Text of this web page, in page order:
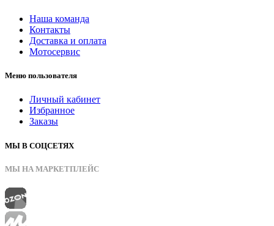
Наша команда
Контакты
Доставка и оплата
Мотосервис
Меню пользователя
Личный кабинет
Избранное
Заказы
МЫ В СОЦСЕТЯХ
МЫ НА МАРКЕТПЛЕЙС